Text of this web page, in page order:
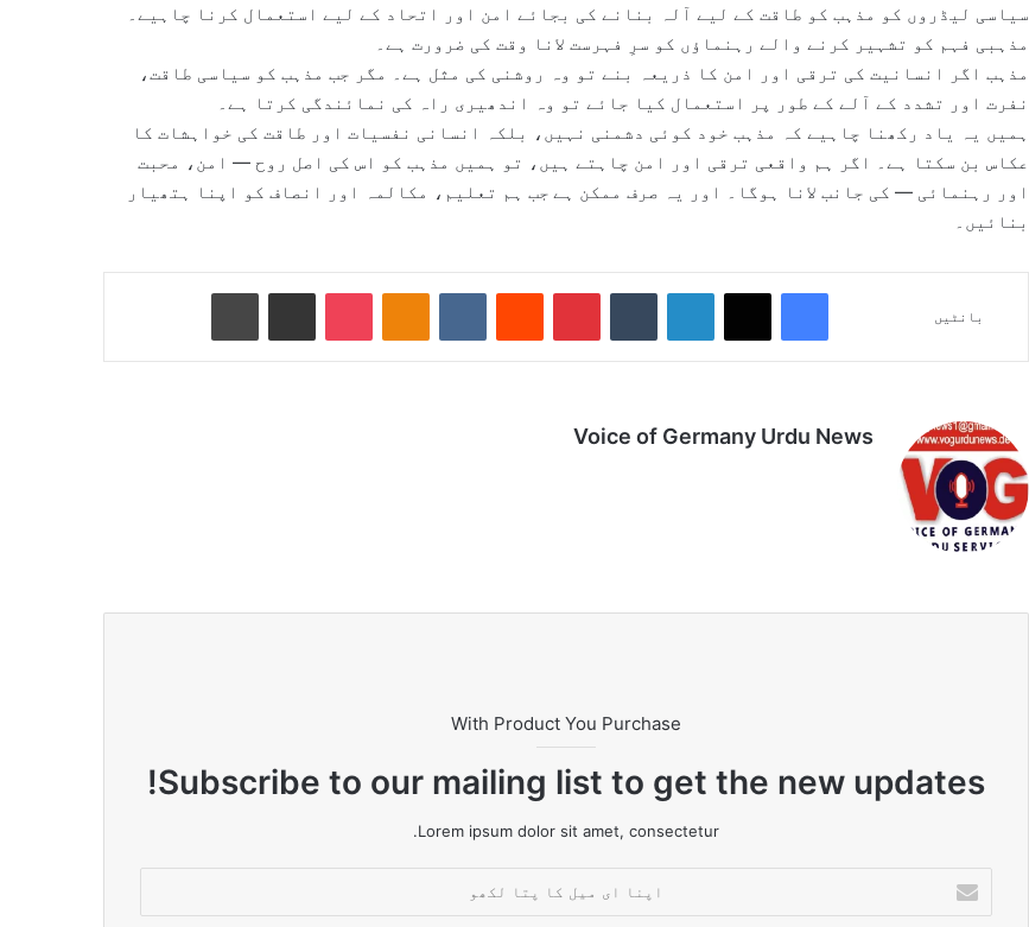
سیاسی لیڈروں کو مذہب کو طاقت کے لیے آلہ بنانے کی بجائے امن اور اتحاد کے لیے استعمال کرنا چاہیے۔
مذہبی فہم کو تشہیر کرنے والے رہنماؤں کو سرِ فہرست لانا وقت کی ضرورت ہے۔
مذہب اگر انسانیت کی ترقی اور امن کا ذریعہ بنے تو وہ روشنی کی مثل ہے۔ مگر جب مذہب کو سیاسی طاقت،
نفرت اور تشدد کے آلے کے طور پر استعمال کیا جائے تو وہ اندھیری راہ کی نمائندگی کرتا ہے۔
ہمیں یہ یاد رکھنا چاہیے کہ مذہب خود کوئی دشمنی نہیں، بلکہ انسانی نفسیات اور طاقت کی خواہشات کا
عکاس بن سکتا ہے۔ اگر ہم واقعی ترقی اور امن چاہتے ہیں، تو ہمیں مذہب کو اس کی اصل روح — امن، محبت
اور رہنمائی — کی جانب لانا ہوگا۔ اور یہ صرف ممکن ہے جب ہم تعلیم، مکالمہ اور انصاف کو اپنا ہتھیار
بنائیں۔
بانٹیں
X
LinkedIn
VKontakte ای میل کے ذریعے شیئر کریں
Voice of Germany Urdu News
With Product You Purchase
Subscribe to our mailing list to get the new updates!
Lorem ipsum dolor sit amet, consectetur.